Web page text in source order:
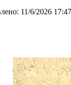
11/6/2026 17:47